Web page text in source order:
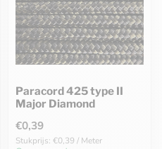
Paracord 425 type II
Major Diamond
€0,39
Stukprijs: €0,39 / Meter